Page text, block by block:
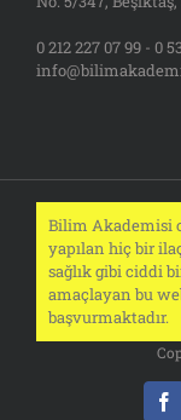
0 212 227 07 99 - 0
Bilim Akademisi
yapılan hiç bir
sağlık gibi ciddi
amaçlayan bu
başvurmaktadır.